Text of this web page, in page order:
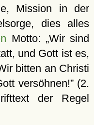
Mission in der
dies alles
Motto:
Wir sind
und Gott ist es,
bitten an Christi
versöhnen! (2.
der Regel